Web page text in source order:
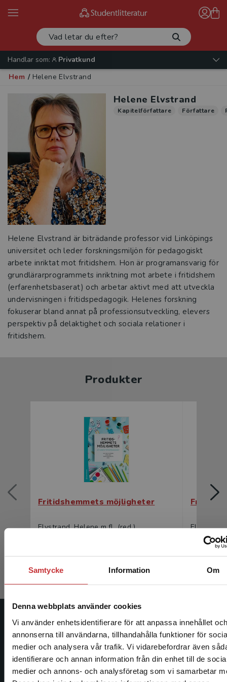
Samtycke Information Om
Denna webbplats använder cookies
Vi använder enhetsidentifierare för att anpassa innehållet och
annonserna till användarna, tillhandahålla funktioner för
medier och analysera vår trafik. Vi vidarebefordrar även
identifierare och annan information från din enhet till de
medier och annons- och analysföretag som vi samarbetar
Begränsad fraktregion
Handlar som:
Privatkund
Hem / Helene Elvstrand
Helene Elvstrand
Kapitelförfattare Författare
Helene Elvstrand är biträdande professor vid Linköpings
universitet och leder forskningsmiljön för pedagogiskt
arbete inriktat mot fritidshem. Hon är programansvarig för
grundlärarprogrammets inriktning mot arbete i fritidshem
(erfarenhetsbaserat) och arbetar aktivt med att utveckla
undervisningen i fritidspedagogik. Helenes forskning
fokuserar bland annat på professionsutveckling, elevers
perspektiv på delaktighet och sociala relationer i
fritidshem.
Produkter
Fritidshemmets möjligheter
Elvstrand, Helene m.fl. (red.) Elvstrand,
Studentlitteratur
Studentlitteratur grundades 1963 och är idag Sveriges
ledande utbildningsförlag. Med läromedel, kurslitteratur,
facklitteratur, utbildningar och digitala